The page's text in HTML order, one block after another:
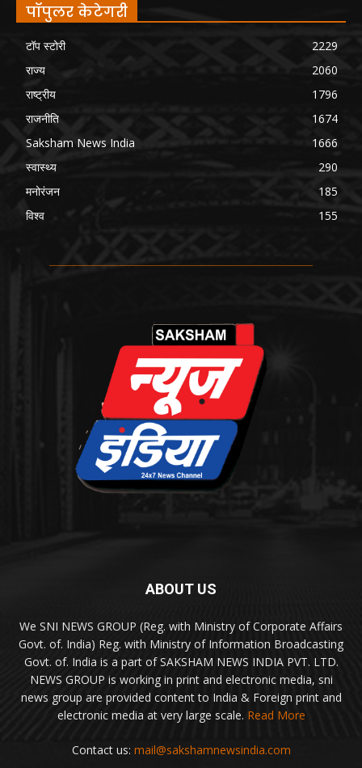
पॉपुलर केटेगरी
टॉप स्टोरी
2229
राज्य
2060
राष्ट्रीय
1796
राजनीति
1674
Saksham News India
1666
स्वास्थ्य
290
मनोरंजन
185
विश्व
155
ABOUT US
We SNI NEWS GROUP (Reg. with Ministry of Corporate Affairs
Govt. of. India) Reg. with Ministry of Information Broadcasting
Govt. of. India is a part of SAKSHAM NEWS INDIA PVT. LTD.
NEWS GROUP is working in print and electronic media, sni
news group are provided content to India & Foreign print and
electronic media at very large scale. Read More
Contact us: mail@sakshamnewsindia.com